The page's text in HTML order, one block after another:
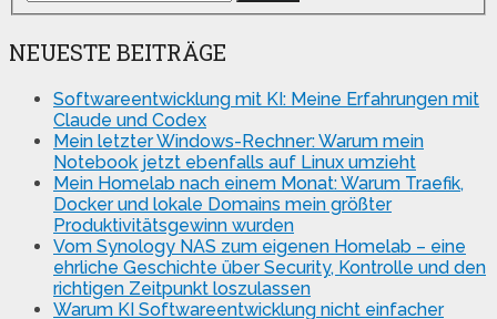
NEUESTE BEITRÄGE
Softwareentwicklung mit KI: Meine Erfahrungen mit
Claude und Codex
Mein letzter Windows-Rechner: Warum mein
Notebook jetzt ebenfalls auf Linux umzieht
Mein Homelab nach einem Monat: Warum Traefik,
Docker und lokale Domains mein größter
Produktivitätsgewinn wurden
Vom Synology NAS zum eigenen Homelab – eine
ehrliche Geschichte über Security, Kontrolle und den
richtigen Zeitpunkt loszulassen
Warum KI Softwareentwicklung nicht einfacher